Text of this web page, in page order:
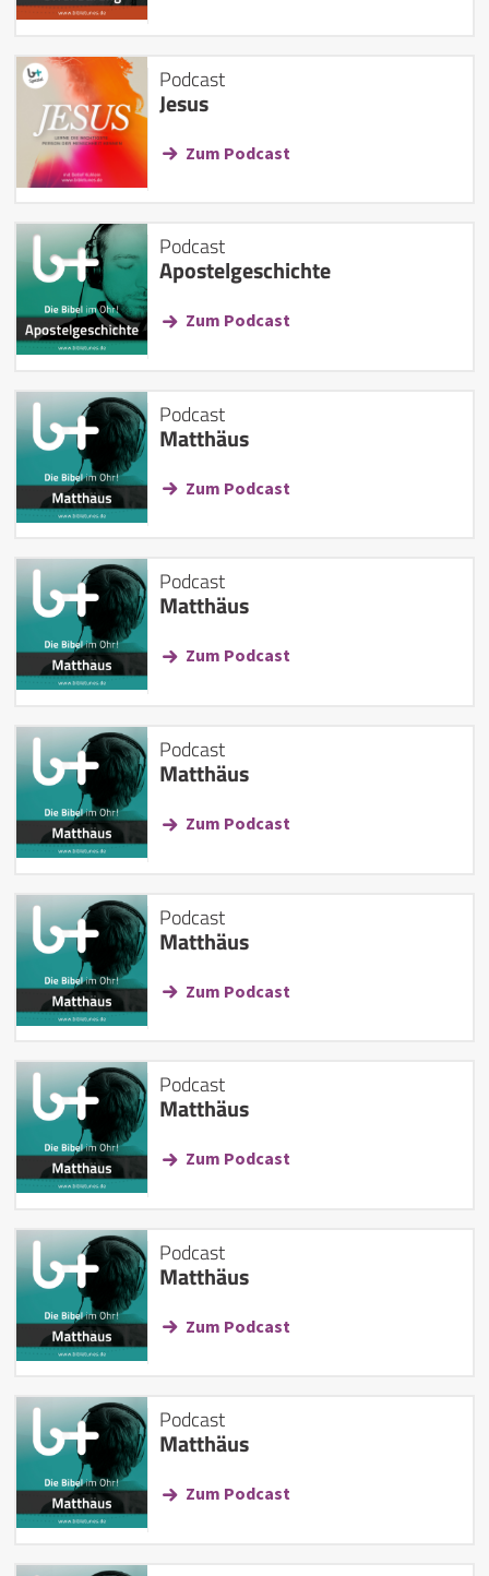
Podcast
Jesus
Zum Podcast
Podcast
Apostelgeschichte
Zum Podcast
Podcast
Matthäus
Zum Podcast
Podcast
Matthäus
Zum Podcast
Podcast
Matthäus
Zum Podcast
Podcast
Matthäus
Zum Podcast
Podcast
Matthäus
Zum Podcast
Podcast
Matthäus
Zum Podcast
Podcast
Matthäus
Zum Podcast